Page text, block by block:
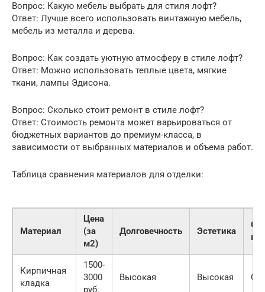
Вопрос: Какую мебель выбрать для стиля лофт?
Ответ: Лучше всего использовать винтажную мебель,
мебель из металла и дерева.
Вопрос: Как создать уютную атмосферу в стиле лофт?
Ответ: Можно использовать теплые цвета, мягкие
ткани, лампы Эдисона.
Вопрос: Сколько стоит ремонт в стиле лофт?
Ответ: Стоимость ремонта может варьироваться от
бюджетных вариантов до премиум-класса, в
зависимости от выбранных материалов и объема работ.
Таблица сравнения материалов для отделки:
Материал
Цена
(за
м2)
Долговечность Эстетика
Кирпичная
кладка
1500-
3000
руб.
Высокая Высокая